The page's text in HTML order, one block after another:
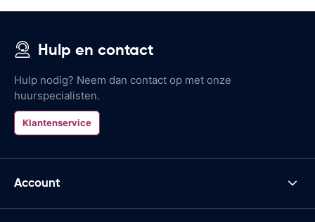
Hulp en contact
Hulp nodig? Neem dan contact op met onze
huurspecialisten.
Klantenservice
Account